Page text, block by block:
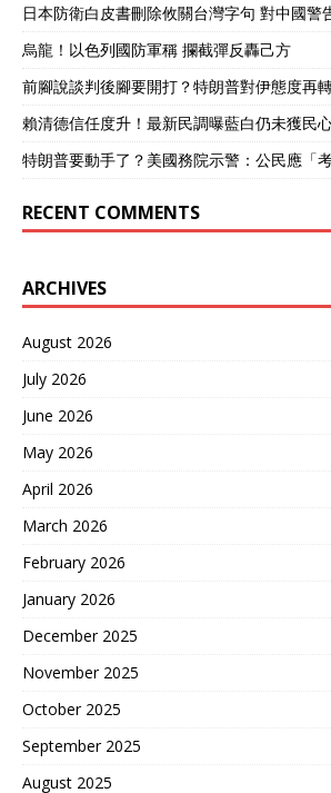
外交部明确：中国和美、俄
的核武器数量，以及政策、
战略等问题上完全不同。 这
个问题上中国绝对是有区别
于西方的， 尤其是对于美俄
两个从上世纪50年代就开始
大规模造核武器，从“古巴导
弹危机”一路走过来的两个国
道路上。 那么中国为什么会
明确拒绝特朗普的要求？中
俄核力量不平衡。 先看美俄
核裁军这件事的结果，他们
已经执行了几十年，至今俄
罗斯仍然保留最少4300多枚
核弹头。 美国还保留最少
3700枚核弹头，这已经是远
了，甚至足以“毁灭其他国
家”。 所以不难看出，美俄
自身保留如此多的核弹头，
过去他们与其说是“裁撤”更
像是“精简”，拉着只有数百
枚库存的中国一起进行核裁
军，一点都不合理。 其次还
诺不首先使用核武器，表明
了我国的和平主义道路。 但
美国这些年还是时不时想“重
启核试验”，特朗普也是这个
是经常进行威慑性试射。 所
以双方的背景就完全不同，
日本防衛白皮書刪除攸關台灣字句 對中國警
烏龍！以色列國防軍稱 攔截彈反轟己方
前腳說談判後腳要開打？特朗普對伊態度再
賴清德信任度升！最新民調曝藍白仍未獲民
特朗普要動手了？美國務院示警：公民應「
RECENT COMMENTS
ARCHIVES
August 2026
July 2026
June 2026
May 2026
April 2026
March 2026
February 2026
January 2026
December 2025
November 2025
October 2025
September 2025
August 2025